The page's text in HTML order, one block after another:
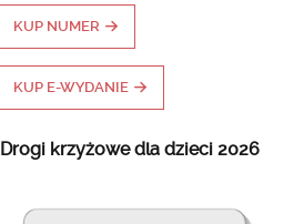
KUP NUMER
KUP E-WYDANIE
Drogi krzyżowe dla dzieci 2026